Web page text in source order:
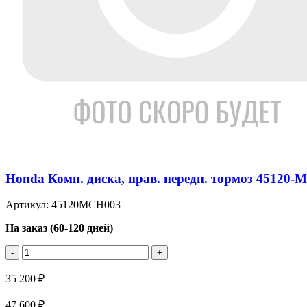
Honda Комп. диска, прав. передн. тормоз 45120-
Артикул: 45120MCH003
На заказ (60-120 дней)
- +
35 200 ₽